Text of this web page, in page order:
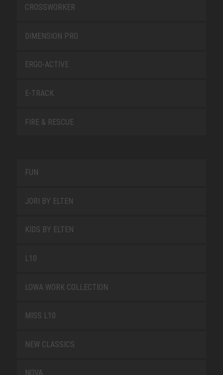
CROSSWORKER
DIMENSION PRO
ERGO-ACTIVE
E-TRACK
FIRE & RESCUE
FUN
JORI BY ELTEN
KIDS BY ELTEN
L10
LOWA WORK COLLECTION
MISS L10
NEW CLASSICS
NOVA